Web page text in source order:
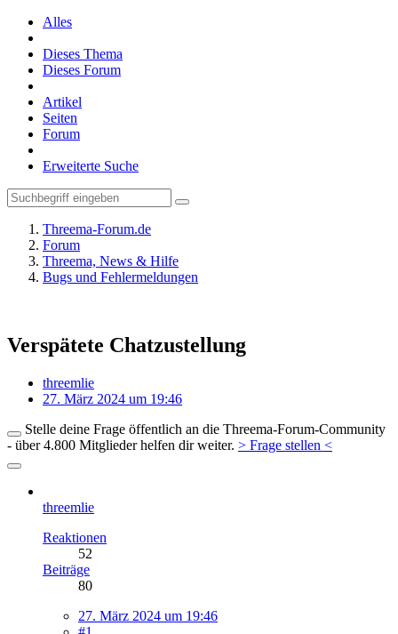
Alles
Dieses Thema
Dieses Forum
Artikel
Seiten
Forum
Erweiterte Suche
Threema-Forum.de
Forum
Threema, News & Hilfe
Bugs und Fehlermeldungen
Verspätete Chatzustellung
threemlie
27. März 2024 um 19:46
Stelle deine Frage öffentlich an die Threema-Forum-Community
- über 4.800 Mitglieder helfen dir weiter. > Frage stellen <
threemlie
Reaktionen
52
Beiträge
80
27. März 2024 um 19:46